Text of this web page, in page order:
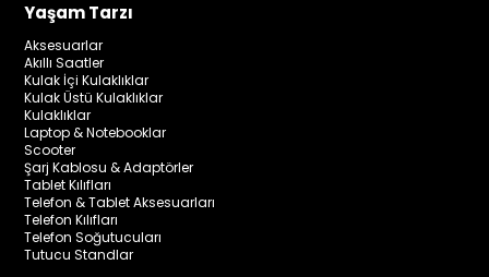
Yaşam Tarzı
Aksesuarlar
Akıllı Saatler
Kulak İçi Kulaklıklar
Kulak Üstü Kulaklıklar
Kulaklıklar
Laptop & Notebooklar
Scooter
Şarj Kablosu & Adaptörler
Tablet Kılıfları
Telefon & Tablet Aksesuarları
Telefon Kılıfları
Telefon Soğutucuları
Tutucu Standlar